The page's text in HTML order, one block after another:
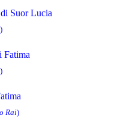
Suor Lucia
)
Fatima
)
Rai)